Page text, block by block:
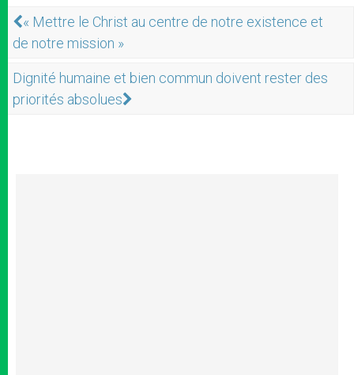
« Mettre le Christ au centre de notre existence et
de notre mission »
Dignité humaine et bien commun doivent rester des
priorités absolues